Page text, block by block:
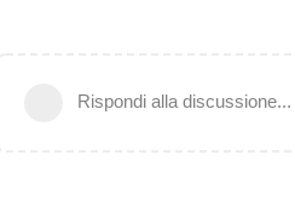
Rispondi alla discussione...